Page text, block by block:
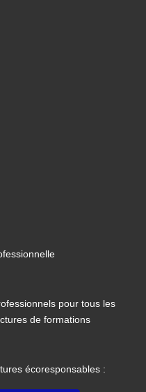
pour tous les
de formations
écoresponsables :